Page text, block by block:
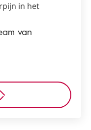
in het
van